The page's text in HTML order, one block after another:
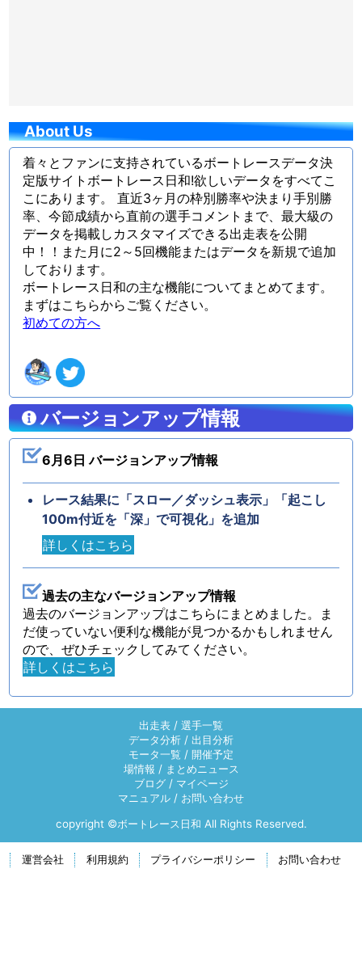
About Us
着々とファンに支持されているボートレースデータ決
定版サイトボートレース日和!欲しいデータをすべてこ
こにあります。 直近3ヶ月の枠別勝率や決まり手別勝
率、今節成績から直前の選手コメントまで、最大級の
データを掲載しカスタマイズできる出走表を公開
中！！また月に2～5回機能またはデータを新規で追加
しております。
ボートレース日和の主な機能についてまとめてます。
まずはこちらからご覧ください。
初めての方へ
バージョンアップ情報
6月6日 バージョンアップ情報
レース結果に「スロー／ダッシュ表示」「起こし
100m付近を「深」で可視化」を追加
詳しくはこちら
過去の主なバージョンアップ情報
過去のバージョンアップはこちらにまとめました。ま
だ使っていない便利な機能が見つかるかもしれません
ので、ぜひチェックしてみてください。
詳しくはこちら
出走表 / 選手一覧
データ分析 / 出目分析
モータ一覧 / 開催予定
場情報 / まとめニュース
ブログ/ マイページ
マニュアル / お問い合わせ
copyright ©ボートレース日和 All Rights Reserved.
運営会社 利用規約 プライバシーポリシー お問い合わせ